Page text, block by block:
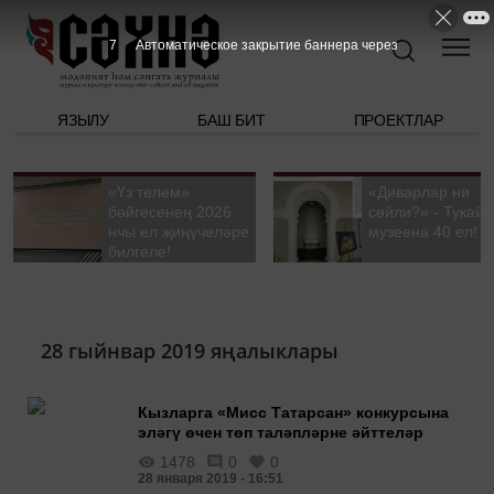
ЯЗЫЛУ БАШ БИТ ПРОЕКТЛАР
«Үз телем»
бәйгесенең 2026
нчы ел җиңүчеләре
билгеле!
«Диварлар ни
сөйли?» - Тукай
музеена 40 ел!
28 гыйнвар 2019 яңалыклары
Кызларга «Мисс Татарсан» конкурсына
эләгү өчен төп таләпләрне әйттеләр
1478
0 0
28 января 2019 - 16:51
7 Автоматическое закрытие баннера через